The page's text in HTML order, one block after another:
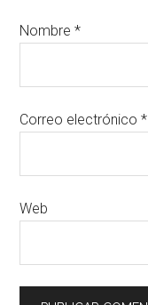
Nombre*
Correo electrónico*
Web